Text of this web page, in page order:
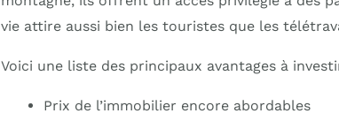
vie attire aussi bien les touristes que les
Voici une liste des principaux avantages à
Prix de l’immobilier encore abordables